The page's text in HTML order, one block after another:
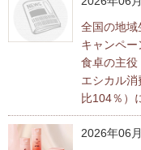
全国の地域
キャンペー
食卓の主役
エシカル
比104％）
2026年06